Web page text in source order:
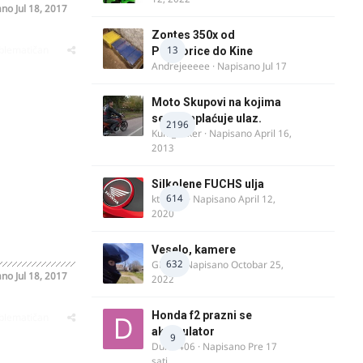
Jul 18, 2017
Jul 18, 2017
13
Zontes 350x od
Podgorice do Kine
Andrejeeeee · Napisano Jul 17
2196
Moto Skupovi na kojima
se ne naplaćuje ulaz.
Kum_Mixer · NapisanoApril 16,
2013
614
Silkolene FUCHS ulja
ktm600 · NapisanoApril 12,
2020
632
Veselo, kamere
GR 46· NapisanoOctobar 25,
2022
9
Honda f2 prazni se
akomulator
Dule1406 · Napisano Pre 17